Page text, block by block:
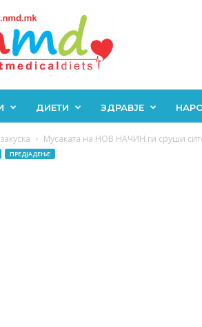
ДИЕТИ ЗДРАВЈЕ
закуска Мусаката на НОВ НАЧИН ги сруши
ПРЕДЈАДЕЊЕ